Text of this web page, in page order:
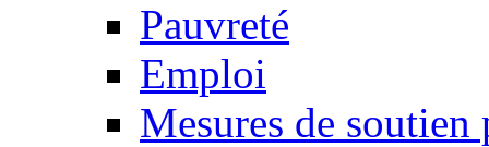
Pauvreté
Emploi
Mesures de soutien